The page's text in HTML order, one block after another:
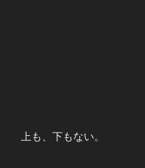
上も、下もない。